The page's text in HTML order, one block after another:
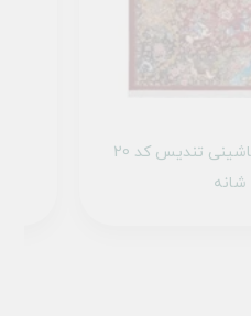
فرش ماشینی تندیس کد 20CT0000 لاکی